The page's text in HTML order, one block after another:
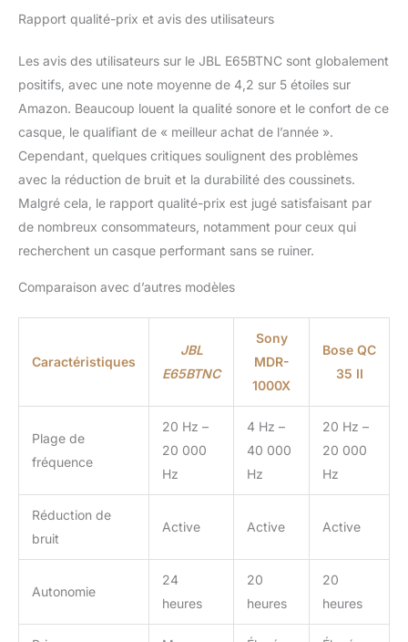
Rapport qualité-prix et avis des utilisateurs
Les avis des utilisateurs sur le JBL E65BTNC sont globalement
positifs, avec une note moyenne de 4,2 sur 5 étoiles sur
Amazon. Beaucoup louent la qualité sonore et le confort de ce
casque, le qualifiant de « meilleur achat de l’année ».
Cependant, quelques critiques soulignent des problèmes
avec la réduction de bruit et la durabilité des coussinets.
Malgré cela, le rapport qualité-prix est jugé satisfaisant par
de nombreux consommateurs, notamment pour ceux qui
recherchent un casque performant sans se ruiner.
Comparaison avec d’autres modèles
Caractéristiques
JBL
E65BTNC
Sony
MDR-
1000X
Bose QC
35 II
Plage de
fréquence
20 Hz –
20 000
Hz
4 Hz –
40 000
Hz
20 Hz –
20 000
Hz
Réduction de
bruit
Active Active Active
Autonomie
24
heures
20
heures
20
heures